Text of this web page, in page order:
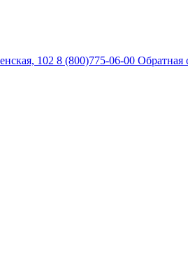
102 8 (800)775-06-00 Обратная